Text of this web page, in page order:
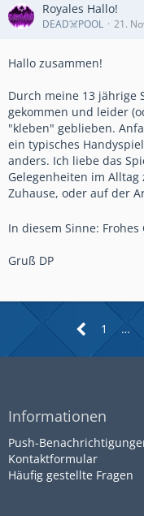
Royales Hallo!
DEAD☠️POOL 21.
Hallo zusammen!
Durch meine 13 jährige
gekommen und leider
"kleben" geblieben.
ein typisches
anders. Ich liebe das
Gelegenheiten im
Zuhause, oder auf der
In diesem Sinne: Frohes
Gruß DP
1 …
Informationen
Push-
Kontaktformular
Häufig gestellte Fragen